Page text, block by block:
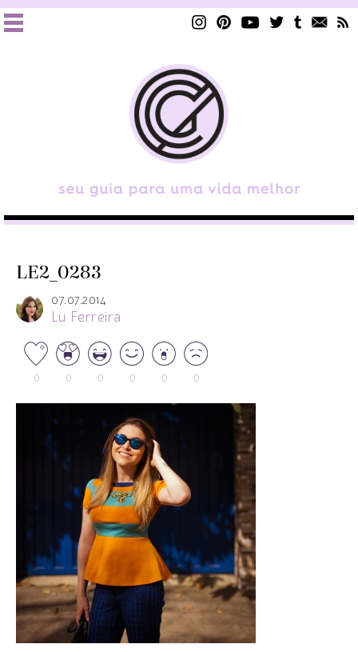
LE2_0283
07.07.2014
Lu Ferreira
0 0 0 0 0 0